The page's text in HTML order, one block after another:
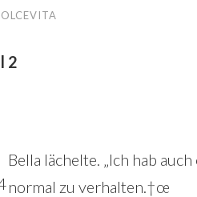
2
Bella lächelte. „Ich hab
normal zu verhalten.†œ